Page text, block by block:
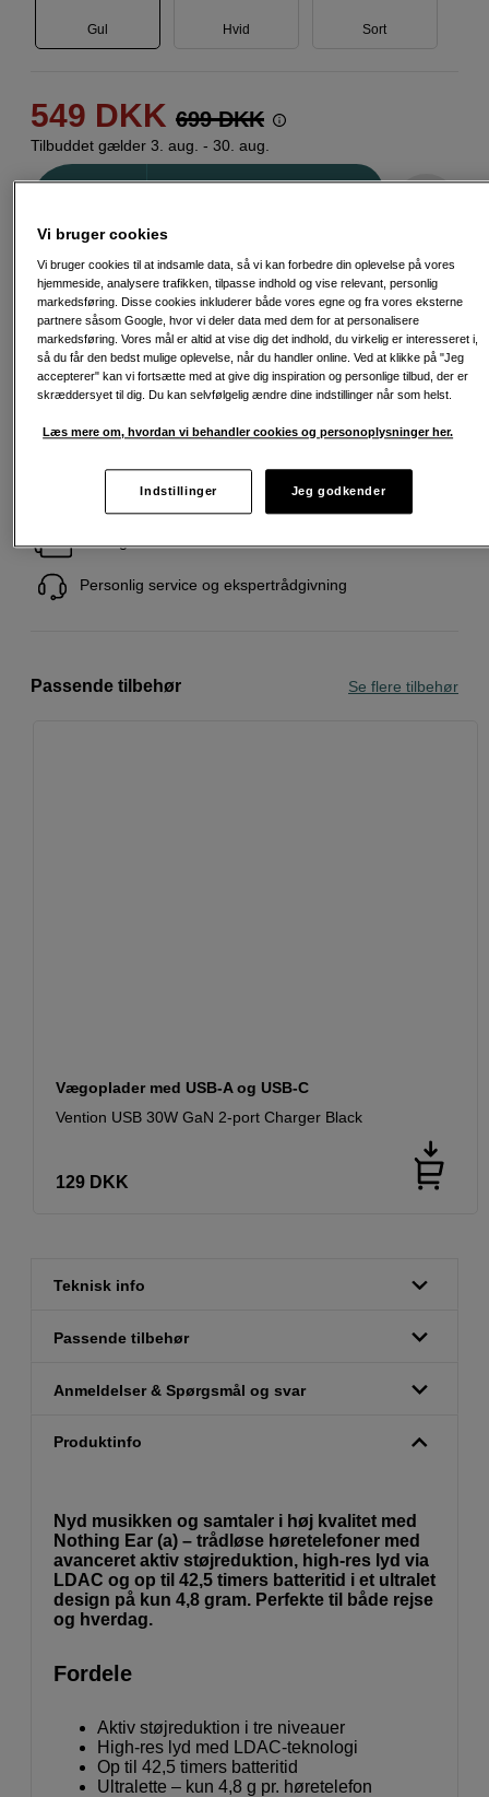
Gul Hvid Sort
549 DKK 699 DKK
Tilbuddet gælder 3. aug. - 30. aug.
Antal
Vi anbefaler
Dette er et produkt, vi virkelig godt kan lide. Hold
øje med symbolet for flere af vores udvalgte
favoritter.
Læs mere
Fri fragt ved køb over 500 kr.
Personlig service og ekspertrådgivning
Passende tilbehør Se flere tilbehør
Vægoplader med USB-A og USB-C
Vention USB 30W GaN 2-port Charger Black
129 DKK
Teknisk info
Passende tilbehør
Anmeldelser & Spørgsmål og svar
Produktinfo
Nyd musikken og samtaler i høj kvalitet med
Nothing Ear (a) – trådløse høretelefoner med
avanceret aktiv støjreduktion, high-res lyd via
LDAC og op til 42,5 timers batteritid i et ultralet
design på kun 4,8 gram. Perfekte til både rejse
og hverdag.
Fordele
Aktiv støjreduktion i tre niveauer
High-res lyd med LDAC-teknologi
Op til 42,5 timers batteritid
Ultralette – kun 4,8 g pr. høretelefon
Vi bruger cookies
Vi bruger cookies til at indsamle data, så vi kan forbedre din oplevelse på vores
hjemmeside, analysere trafikken, tilpasse indhold og vise relevant, personlig
markedsføring. Disse cookies inkluderer både vores egne og fra vores eksterne
partnere såsom Google, hvor vi deler data med dem for at personalisere
markedsføring. Vores mål er altid at vise dig det indhold, du virkelig er interesseret i,
så du får den bedst mulige oplevelse, når du handler online. Ved at klikke på "Jeg
accepterer" kan vi fortsætte med at give dig inspiration og personlige tilbud, der er
skræddersyet til dig. Du kan selvfølgelig ændre dine indstillinger når som helst.
Læs mere om, hvordan vi behandler cookies og personoplysninger her.
Indstillinger Jeg godkender